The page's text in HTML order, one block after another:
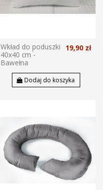
Wkład do poduszki
40x40 cm -
Bawełna
19,90 zł
Dodaj do koszyka